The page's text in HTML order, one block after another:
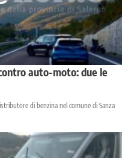
auto-moto: due le
di benzina nel comune di Sanza